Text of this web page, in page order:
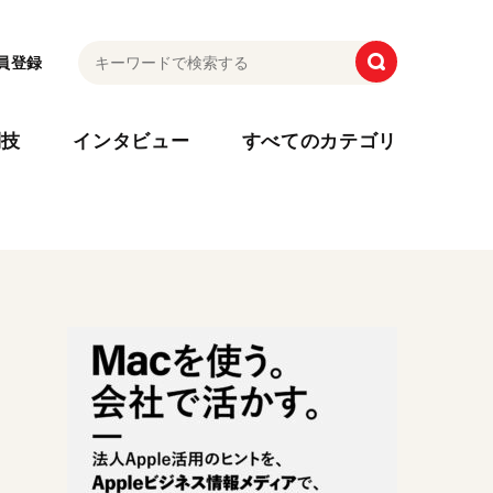
登録
インタビュー すべてのカテゴリ